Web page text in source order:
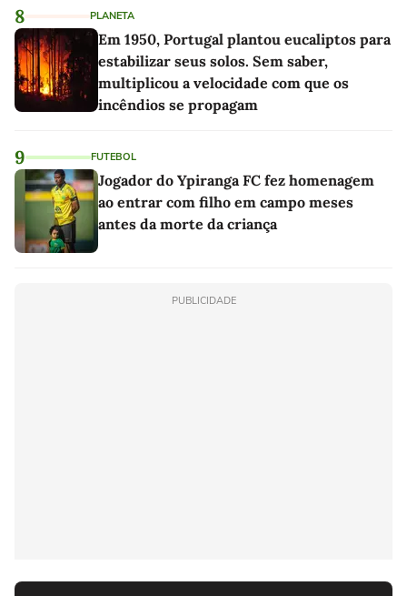
8 PLANETA
Em 1950, Portugal plantou eucaliptos para
estabilizar seus solos. Sem saber,
multiplicou a velocidade com que os
incêndios se propagam
9 FUTEBOL
Jogador do Ypiranga FC fez homenagem
ao entrar com filho em campo meses
antes da morte da criança
PUBLICIDADE